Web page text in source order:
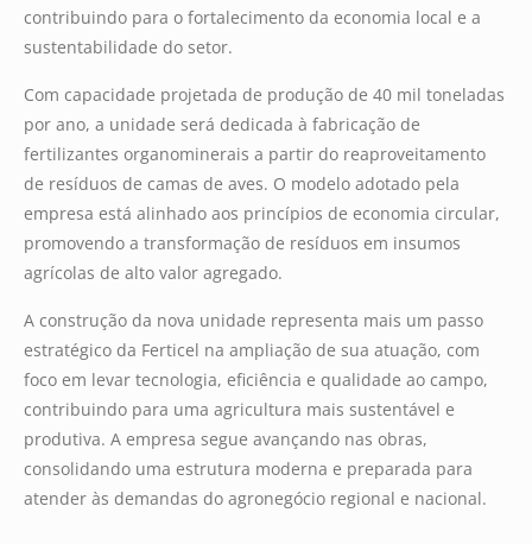
contribuindo para o fortalecimento da economia local e a
sustentabilidade do setor.
Com capacidade projetada de produção de 40 mil toneladas
por ano, a unidade será dedicada à fabricação de
fertilizantes organominerais a partir do reaproveitamento
de resíduos de camas de aves. O modelo adotado pela
empresa está alinhado aos princípios de economia circular,
promovendo a transformação de resíduos em insumos
agrícolas de alto valor agregado.
A construção da nova unidade representa mais um passo
estratégico da Ferticel na ampliação de sua atuação, com
foco em levar tecnologia, eficiência e qualidade ao campo,
contribuindo para uma agricultura mais sustentável e
produtiva. A empresa segue avançando nas obras,
consolidando uma estrutura moderna e preparada para
atender às demandas do agronegócio regional e nacional.